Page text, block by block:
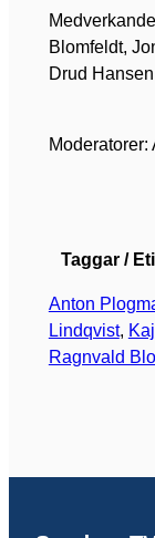
Blomfeldt,
Drud Hansen
Taggar /
Anton
Lindqvist,
Ragnvald